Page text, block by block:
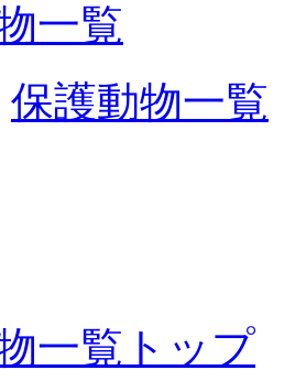
一覧
保護動物一覧
一覧トップ